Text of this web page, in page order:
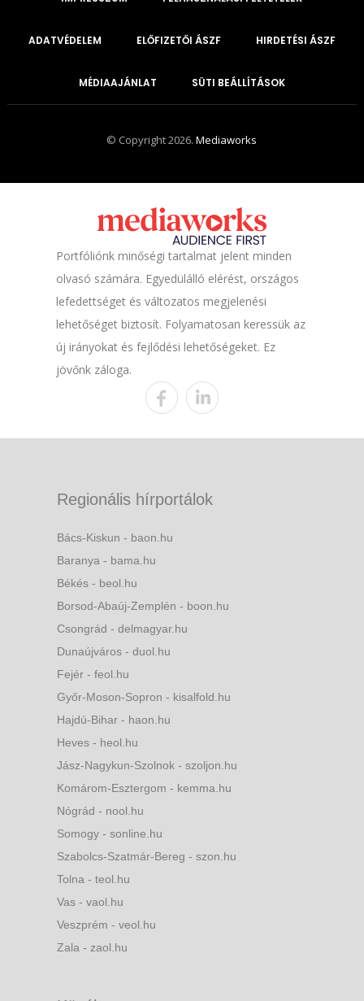
ADATVÉDELEM ELŐFIZETŐI ÁSZF HIRDETÉSI ÁSZF
MÉDIAAJÁNLAT SÜTI BEÁLLÍTÁSOK
© Copyright 2026.Mediaworks
Portfóliónk minőségi tartalmat jelent minden
olvasó számára. Egyedülálló elérést, országos
lefedettséget és változatos megjelenési
lehetőséget biztosít. Folyamatosan keressük az
új irányokat és fejlődési lehetőségeket. Ez
jövőnk záloga.
Regionális hírportálok
Bács-Kiskun - baon.hu
Baranya - bama.hu
Békés - beol.hu
Borsod-Abaúj-Zemplén - boon.hu
Csongrád - delmagyar.hu
Dunaújváros - duol.hu
Fejér - feol.hu
Győr-Moson-Sopron - kisalfold.hu
Hajdú-Bihar - haon.hu
Heves - heol.hu
Jász-Nagykun-Szolnok - szoljon.hu
Komárom-Esztergom - kemma.hu
Nógrád - nool.hu
Somogy - sonline.hu
Szabolcs-Szatmár-Bereg - szon.hu
Tolna - teol.hu
Vas - vaol.hu
Veszprém - veol.hu
Zala - zaol.hu